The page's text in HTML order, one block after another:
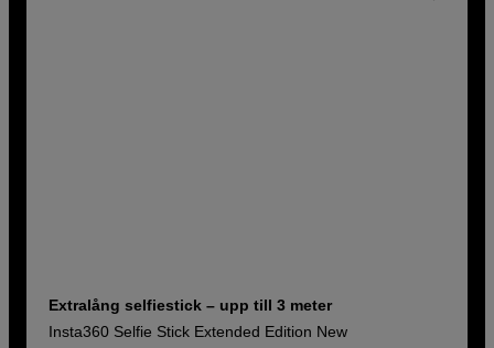
Extralång selfiestick – upp till 3 meter
Insta360 Selfie Stick Extended Edition New